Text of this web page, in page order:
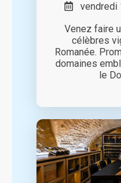
vendredi
Venez faire
célèbres
Romanée.
domaines
le